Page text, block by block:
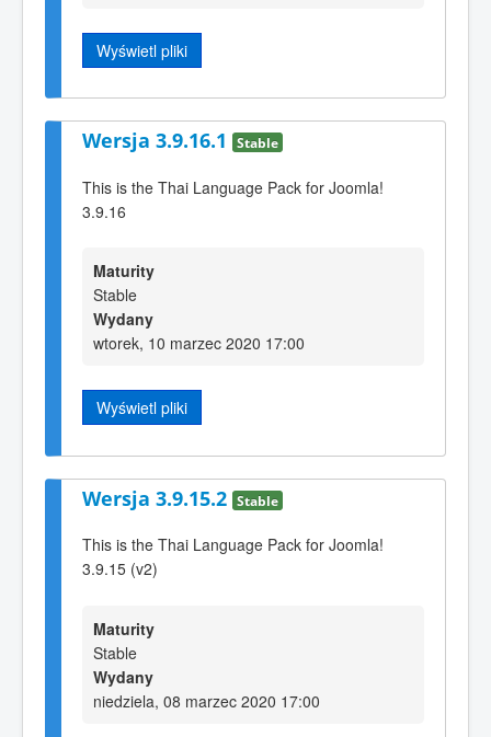
Wyświetl pliki
Wersja 3.9.16.1 Stable
This is the Thai Language Pack for Joomla!
3.9.16
Maturity
Stable
Wydany
wtorek, 10 marzec 2020 17:00
Wyświetl pliki
Wersja 3.9.15.2 Stable
This is the Thai Language Pack for Joomla!
3.9.15 (v2)
Maturity
Stable
Wydany
niedziela, 08 marzec 2020 17:00